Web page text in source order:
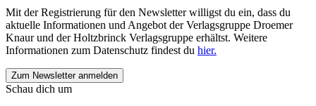
Mit der Registrierung für den Newsletter willigst du ein, dass du
aktuelle Informationen und Angebot der Verlagsgruppe Droemer
Knaur und der Holtzbrinck Verlagsgruppe erhältst. Weitere
Informationen zum Datenschutz findest du hier.
Schau dich um